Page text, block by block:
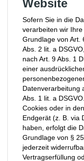
Website
Sofern Sie in die
verarbeiten wir
Grundlage von Art.
Abs. 2 lit. a
nach Art. 9 Abs. 1
einer
Datenverarbeitung
Abs. 1 lit. a
Cookies oder in
Endgerät (z. B. via
haben, erfolgt die
Grundlage von §
jederzeit
Vertragserfüllung